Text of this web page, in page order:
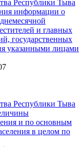
Республики Тыва
информации о
и главных
государственных
указанными лицами
Республики Тыва
и по основным
в целом по